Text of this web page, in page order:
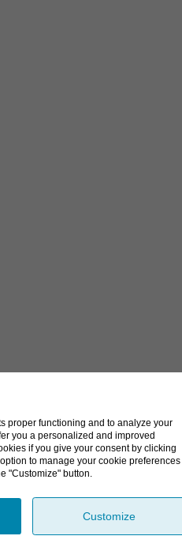
2023.
proper functioning and to analyze your
you a personalized and improved
if you give your consent by clicking
to manage your cookie preferences
"Customize" button.
Customize